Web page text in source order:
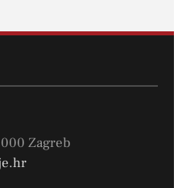
Zagreb